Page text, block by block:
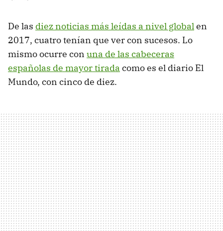
De las diez noticias más leídas a nivel globalen
2017, cuatro tenían que ver con sucesos. Lo
mismo ocurre con una de las cabeceras
españolas de mayor tirada como es el diario El
Mundo, con cinco de diez.